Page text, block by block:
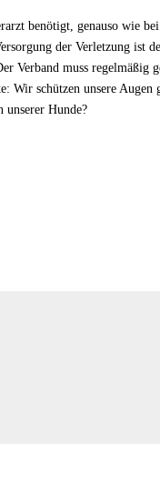
benötigt, genauso wie bei
der Verletzung ist
Verband muss regelmäßig
Wir schützen unsere Augen
Hunde?